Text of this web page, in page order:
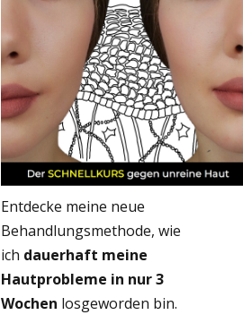
Entdecke meine neue
Behandlungsmethode, wie
ich dauerhaft meine
Hautprobleme in nur 3
Wochen losgeworden bin.